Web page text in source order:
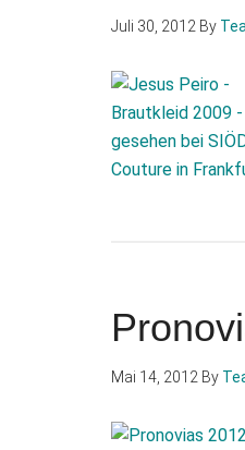
Juli 30, 2012 By
Mai 14, 2012 By